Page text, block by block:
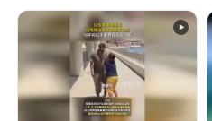
燃香烟 当事人：已报警
处理